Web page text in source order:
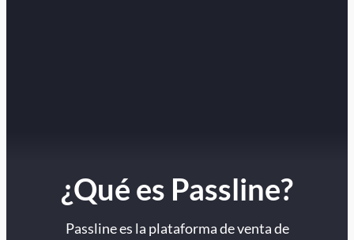
¿Qué es Passline?
Passline es la plataforma de venta de